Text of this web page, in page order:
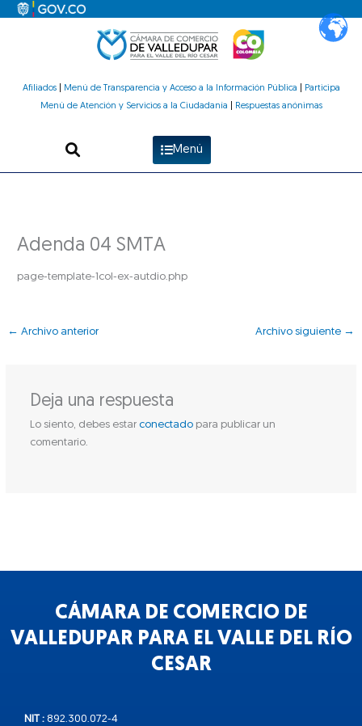
Afiliados| Menú de Transparencia y Acceso a la Información Pública
Participa
Menú de Atención y Servicios a la Ciudadanía
Respuestas anónimas
Menú
Adenda 04 SMTA
page-template-1col-ex-autdio.php
← Archivo anterior Archivo siguiente →
Deja una respuesta
Lo siento, debes estar conectadopara publicar un
comentario.
CÁMARA DE COMERCIO DE
VALLEDUPAR PARA EL VALLE DEL RÍO
CESAR
NIT : 892.300.072-4